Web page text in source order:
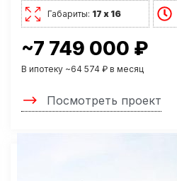
Габариты: 17 х 16
~7 749 000 ₽
В ипотеку ~64 574 ₽ в месяц
Посмотреть проект